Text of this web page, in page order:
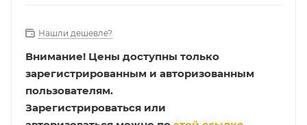
Нашли дешевле?
Внимание! Цены доступны только
зарегистрированным и авторизованным
пользователям.
Зарегистрироваться или